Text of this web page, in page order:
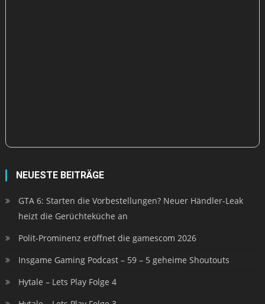
NEUESTE BEITRÄGE
GTA 6: Starten die Vorbestellungen? Neuer Händler-Leak
heizt die Gerüchteküche an
Polit-Prominenz eröffnet die gamescom 2026
Insgame Gaming Podcast – 59 – 5 geheime Shoutouts
Hytale – Lets Play Folge 4